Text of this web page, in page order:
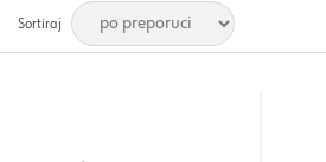
Sortiraj